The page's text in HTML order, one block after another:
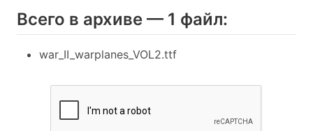
Всего в архиве — 1 файл:
war_II_warplanes_VOL2.ttf